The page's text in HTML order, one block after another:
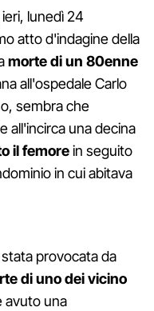
lunedì 24
atto d'indagine della
morte di un 80enne
all'ospedale Carlo
sembra che
all'incirca una decina
il femorein seguito
in cui abitava
provocata da
di uno dei vicino
avuto una